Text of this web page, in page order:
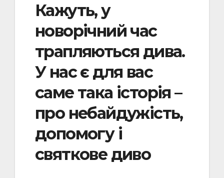
Кажуть, у
новорічний час
трапляються дива.
У нас є для вас
саме така історія –
про небайдужість,
допомогу і
святкове диво